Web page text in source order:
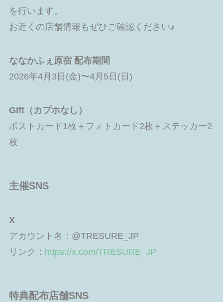
を行います。
お近くの店舗情報もぜひご確認ください♪
ななかふぇ原宿 配布期間
2026年4月3日(金)〜4月5日(日)
Gift（カプホなし）
ポストカード1枚＋フォトカード2枚＋ステッカー2
枚
主催SNS
X
アカウント名：@TRESURE_JP
リンク： https://x.com/TRESURE_JP
特典配布店舗SNS